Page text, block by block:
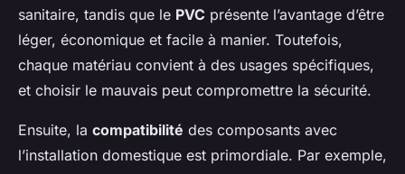
sanitaire, tandis que le PVC présente l’avantage d’être
léger, économique et facile à manier. Toutefois,
chaque matériau convient à des usages spécifiques,
et choisir le mauvais peut compromettre la sécurité.
Ensuite, la compatibilité des composants avec
l’installation domestique est primordiale. Par exemple,